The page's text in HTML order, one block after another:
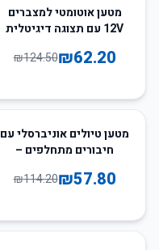
50
מטען אוטומטי למצברים
12V עם תצוגה דיגיטלית
₪62.20
₪124.50
49%מטען טיולים אוניברסלי עם
חיבורים מתחלפים –
העולם
₪57.80
₪114.20